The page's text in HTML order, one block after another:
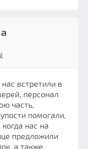
встретили в
персонал
часть,
помогали,
нас на
предложили
а также